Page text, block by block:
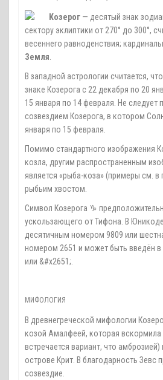
Козерог — десятый знак
сектору эклиптики от 270° до 300°,
весеннего равноденствия;
Земля
В западной астрологии считается,
знаке Козерога с 22 декабря по 20
15 января по 14 февраля. Не следует
созвездием Козерога, в котором
января по 15 февраля.
Помимо стандартного изображения
козла, другим распространенным
является «рыба-коза» (примеры см. в
рыбьим хвостом.
Символ Козерога ♑
ускользающего от Тифона. В
десятичным номером 9809 или
номером 2651 и может быть введён в
или &#x2651;.
МИФОЛОГИЯ
В древнегреческой мифологии
козой Амалфеей, которая
встречается вариант, что
острове Крит. В благодарность Зевс
созвездие.